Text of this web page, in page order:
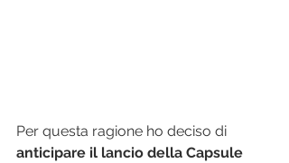
Per questa ragione ho deciso di
anticipare il lancio della Capsule